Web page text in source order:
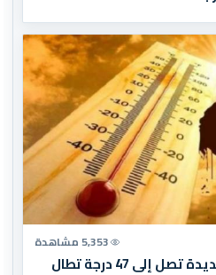
5,353 مشاهدة
نشرة إنذارية: موجة حر شديدة تصل إلى 47 درجة تطال